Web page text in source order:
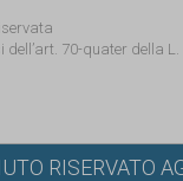
70-quater della L.
RISERVATO